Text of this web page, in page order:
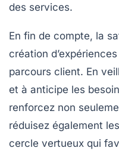
des services.
En fin de compte, la
création
parcours client. En
et à anticipe les
renforcez non
réduisez également
cercle vertueux qui